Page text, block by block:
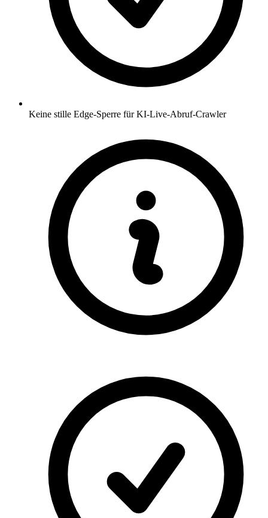
Keine stille Edge-Sperre für KI-Live-Abruf-Crawler